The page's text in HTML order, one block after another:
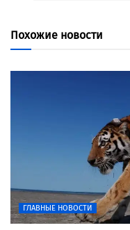
Похожие новости
ГЛАВНЫЕ НОВОСТИ